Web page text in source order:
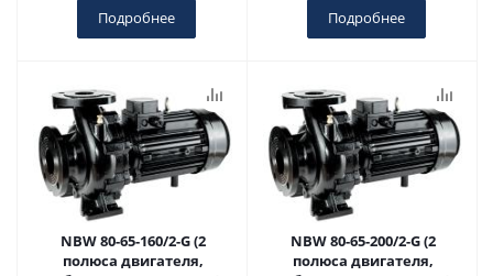
Подробнее Подробнее
NBW 80-65-160/2-G (2
полюса двигателя,
NBW 80-65-200/2-G (2
полюса двигателя,